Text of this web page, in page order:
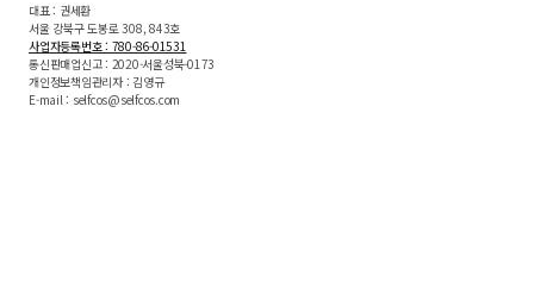
대표 : 권세환
서울 강북구 도봉로 308, 843호
사업자등록번호 : 780-86-01531
통신판매업신고 : 2020-서울성북-0173
개인정보책임관리자 : 김영규
E-mail : selfcos@selfcos.com